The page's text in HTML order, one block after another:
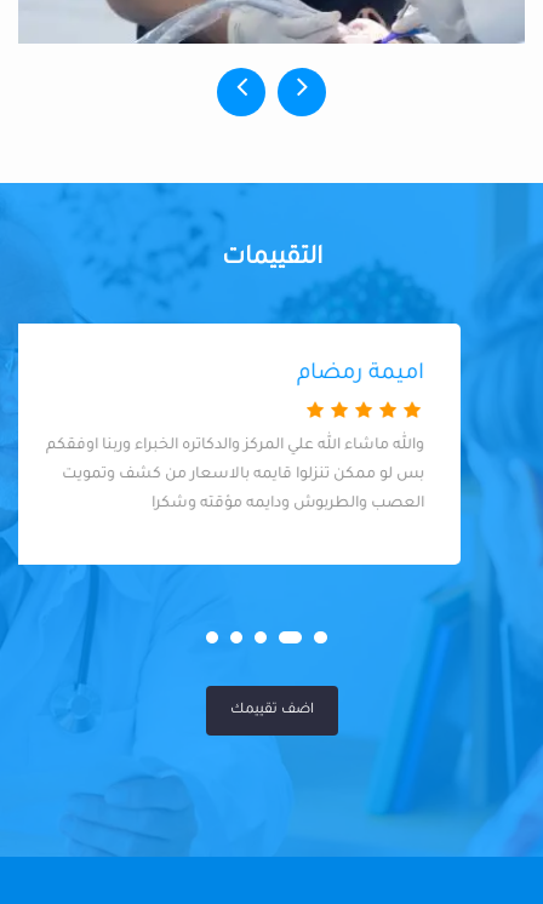
التقييمات
اميمة رمضام
والله ماشاء الله علي المركز والدكاتره الخبراء وربنا اوفقكم
بس لو ممكن تنزلوا قايمه بالاسعار من كشف وتمويت
العصب والطربوش ودايمه مؤقته وشكرا
اضف تقييمك